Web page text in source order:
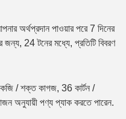
অর্থপ্রদান পাওয়ার পরে 7 দিনের
জন্য, 24 টনের মধ্যে, প্রতিটি বিবরণ
/ শক্ত কাগজ, 36 কার্টন /
অনুযায়ী পণ্য প্যাক করতে পারেন.